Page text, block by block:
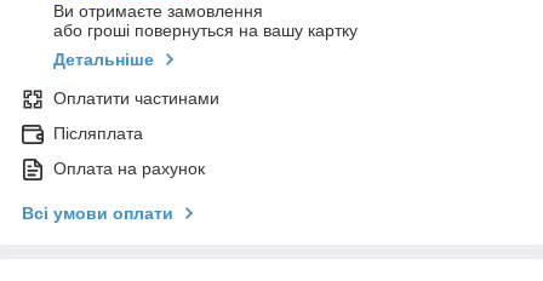
Ви отримаєте замовлення
або гроші повернуться на вашу картку
Детальніше
Оплатити частинами
Післяплата
Оплата на рахунок
Всі умови оплати